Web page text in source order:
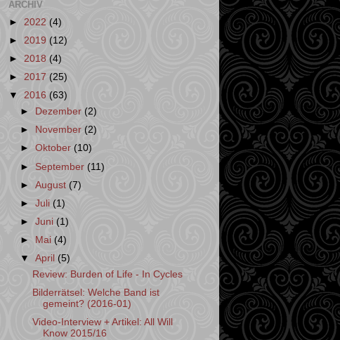
ARCHIV
► 2022 (4)
► 2019 (12)
► 2018 (4)
► 2017 (25)
▼ 2016 (63)
►
Dezember (2)
►
November (2)
►Oktober(10)
►September (11)
►August(7)
►Juli(1)
►Juni(1)
►
Mai(4)
▼April(5)
Review: Burden of Life - In Cycles
Bilderrätsel: Welche Band ist
gemeint? (2016-01)
Video-Interview + Artikel: All Will
Know 2015/16